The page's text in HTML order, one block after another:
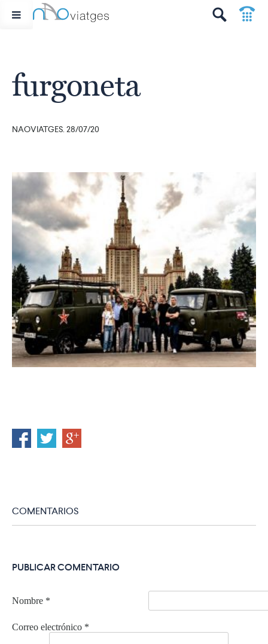
furgoneta
NAOVIATGES. 28/07/20
COMENTARIOS
PUBLICAR COMENTARIO
Nombre *
Correo electrónico *
t
p